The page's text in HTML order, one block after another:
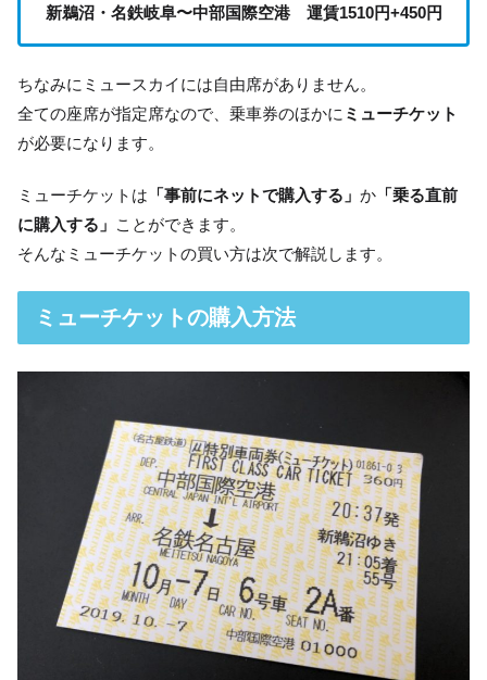
新鵜沼・名鉄岐阜〜中部国際空港 運賃1510円+450円
ちなみにミュースカイには自由席がありません。
全ての座席が指定席なので、乗車券のほかに ミューチケット
が必要になります。
ミューチケットは 「事前にネットで購入する」 か 「乗る直前
に購入する」 ことができます。
そんなミューチケットの買い方は次で解説します。
ミューチケットの購入方法